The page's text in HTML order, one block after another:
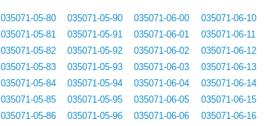
035071-05-80
035071-05-81
035071-05-82
035071-05-83
035071-05-84
035071-05-85
035071-05-86
035071-05-90
035071-05-91
035071-05-92
035071-05-93
035071-05-94
035071-05-95
035071-05-96
035071-06-00
035071-06-01
035071-06-02
035071-06-03
035071-06-04
035071-06-05
035071-06-06
035071-06-10
035071-06-11
035071-06-12
035071-06-13
035071-06-14
035071-06-15
035071-06-16